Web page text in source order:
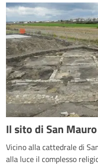
Il sito di San Mauro
Vicino alla cattedrale di
alla luce il complesso